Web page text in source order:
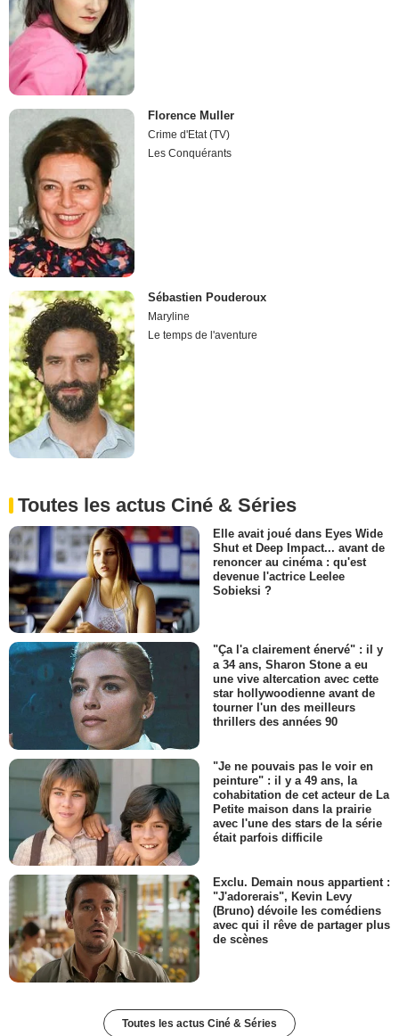
Florence Muller
Crime d'Etat (TV)
Les Conquérants
Sébastien Pouderoux
Maryline
Le temps de l'aventure
Toutes les actus Ciné & Séries
Elle avait joué dans Eyes Wide
Shut et Deep Impact... avant de
renoncer au cinéma : qu'est
devenue l'actrice Leelee
Sobieksi ?
"Ça l'a clairement énervé" : il y
a 34 ans, Sharon Stone a eu
une vive altercation avec cette
star hollywoodienne avant de
tourner l'un des meilleurs
thrillers des années 90
"Je ne pouvais pas le voir en
peinture" : il y a 49 ans, la
cohabitation de cet acteur de La
Petite maison dans la prairie
avec l'une des stars de la série
était parfois difficile
Exclu. Demain nous appartient :
"J'adorerais", Kevin Levy
(Bruno) dévoile les comédiens
avec qui il rêve de partager plus
de scènes
Toutes les actus Ciné & Séries